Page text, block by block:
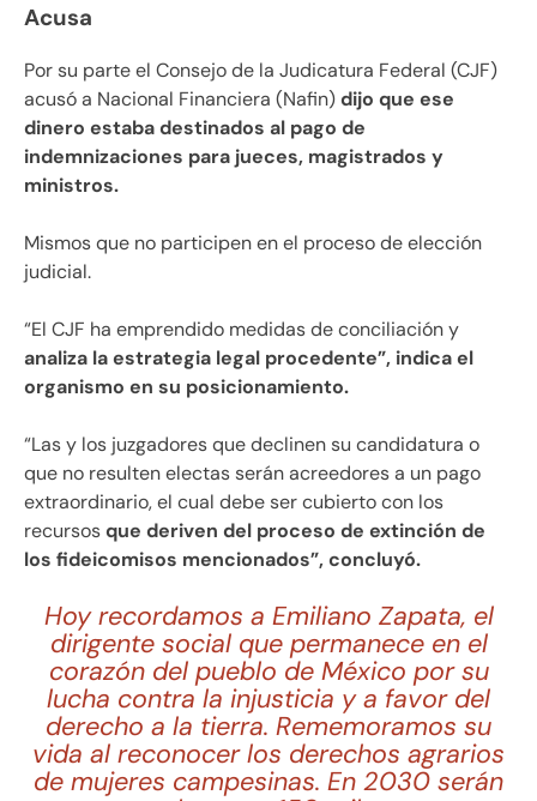
Acusa
Por su parte el Consejo de la Judicatura Federal (CJF)
acusó a Nacional Financiera (Nafin)dijo que ese
dinero estaba destinados al pago de
indemnizaciones para jueces, magistrados y
ministros.
Mismos que no participen en el proceso de elección
judicial.
“El CJF ha emprendido medidas de conciliación y
analiza la estrategia legal procedente”, indica el
organismo en su posicionamiento.
“Las y los juzgadores que declinen su candidatura o
que no resulten electas serán acreedores a un pago
extraordinario, el cual debe ser cubierto con los
recursosque deriven del proceso de extinción de
los fideicomisos mencionados”, concluyó.
Hoy recordamos a Emiliano Zapata, el
dirigente social que permanece en el
corazón del pueblo de México por su
lucha contra la injusticia y a favor del
derecho a la tierra. Rememoramos su
vida al reconocer los derechos agrarios
de mujeres campesinas. En 2030 serán